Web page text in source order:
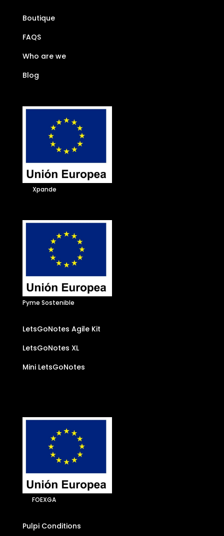
Boutique
FAQS
Who are we
Blog
Xpande
Pyme Sostenible
LetsGoNotes Agile Kit
LetsGoNotes XL
Mini LetsGoNotes
FOEXGA
Pulpi Conditions